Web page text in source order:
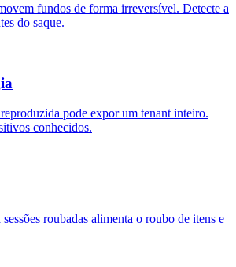
fundos de forma irreversível. Detecte a
do saque.
pode expor um tenant inteiro.
conhecidos.
roubadas alimenta o roubo de itens e